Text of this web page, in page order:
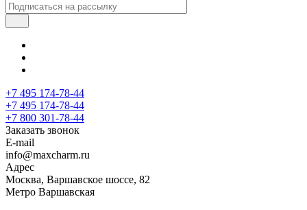
+7 495 174-78-44
+7 495 174-78-44
+7 800 301-78-44
Заказать звонок
E-mail
info@maxcharm.ru
Адрес
Москва, Варшавское шоссе, 82
Метро Варшавская